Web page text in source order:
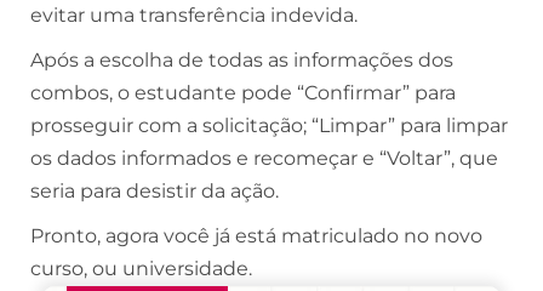
evitar uma transferência indevida.
Após a escolha de todas as informações dos
combos, o estudante pode “Confirmar” para
prosseguir com a solicitação; “Limpar” para limpar
os dados informados e recomeçar e “Voltar”, que
seria para desistir da ação.
Pronto, agora você já está matriculado no novo
curso, ou universidade.